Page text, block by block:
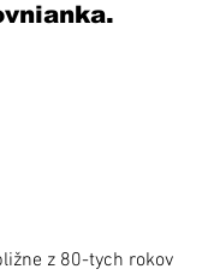
z 80-tych rokov